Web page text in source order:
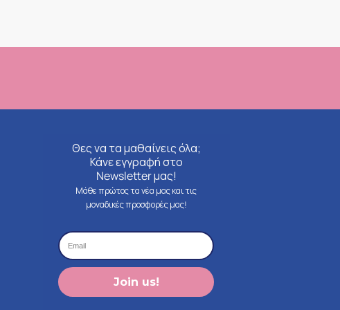
Θες να τα μαθαίνεις όλα;
Κάνε εγγραφή στο
Newsletter μας!
Μάθε πρώτος τα νέα μας και τις
μοναδικές προσφορές μας!
Join us!